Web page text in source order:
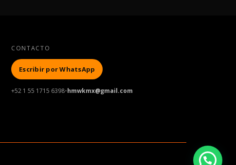
CONTACTO
Escribir por WhatsApp
+52 1 55 1715 6398•hmwkmx@gmail.com